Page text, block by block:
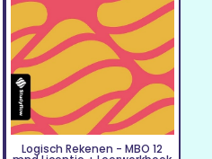
Logisch Rekenen - MBO 12